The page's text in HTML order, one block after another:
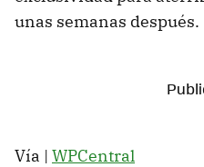
unas semanas después.
Vía | WPCentral